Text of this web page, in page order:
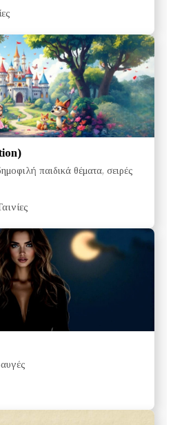
παιδικά θέματα, σειρές